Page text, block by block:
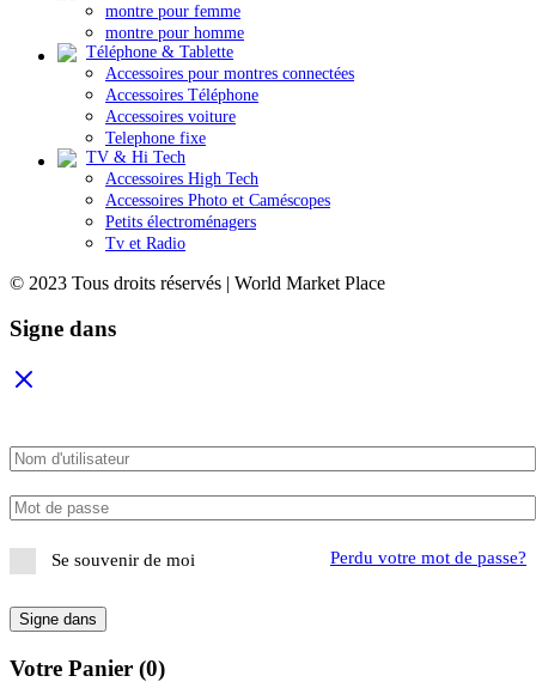
montre pour femme
montre pour homme
Téléphone & Tablette
Accessoires pour montres connectées
Accessoires Téléphone
Accessoires voiture
Telephone fixe
TV & Hi Tech
Accessoires High Tech
Accessoires Photo et Caméscopes
Petits électroménagers
Tv et Radio
© 2023 Tous droits réservés | World Market Place
Signe dans
Se souvenir de moi Perdu votre mot de passe?
Signe dans
Votre Panier (0)